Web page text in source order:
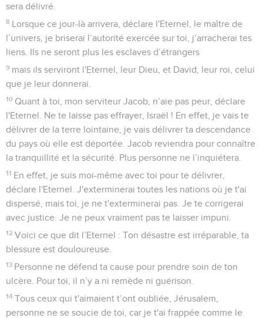
sera délivré.
8 Lorsque ce jour-là arrivera, déclare l'Eternel, le maître de
l’univers, je briserai l’autorité exercée sur toi, j’arracherai tes
liens. Ils ne seront plus les esclaves d’étrangers
9 mais ils serviront l'Eternel, leur Dieu, et David, leur roi, celui
que je leur donnerai.
10 Quant à toi, mon serviteur Jacob, n’aie pas peur, déclare
l'Eternel. Ne te laisse pas effrayer, Israël ! En effet, je vais te
délivrer de la terre lointaine, je vais délivrer ta descendance
du pays où elle est déportée. Jacob reviendra pour connaître
la tranquillité et la sécurité. Plus personne ne l’inquiétera.
11 En effet, je suis moi-même avec toi pour te délivrer,
déclare l'Eternel. J'exterminerai toutes les nations où je t'ai
dispersé, mais toi, je ne t'exterminerai pas. Je te corrigerai
avec justice. Je ne peux vraiment pas te laisser impuni.
12 Voici ce que dit l’Eternel : Ton désastre est irréparable, ta
blessure est douloureuse.
13 Personne ne défend ta cause pour prendre soin de ton
ulcère. Pour toi, il n’y a ni remède ni guérison.
14 Tous ceux qui t'aimaient t’ont oubliée, Jérusalem,
personne ne se soucie de toi, car je t'ai frappée comme le